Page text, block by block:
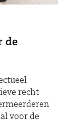
de
recht
voor de